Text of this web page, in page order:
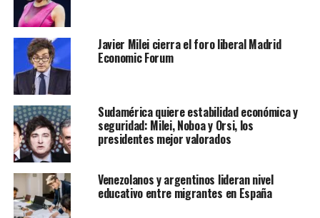
fracasar en su misión original si mantiene el «camino
que están transitando hace décadas». Lo que va a ocurrir
si «las Naciones Unidas continúan promoviendo las
políticas colectivistas que vienen promoviendo bajo el
mandato de la agenda 2030».
Javier Milei cierra el foro liberal Madrid
Economic Forum
Sudamérica quiere estabilidad económica y
seguridad: Milei, Noboa y Orsi, los
presidentes mejor valorados
Venezolanos y argentinos lideran nivel
educativo entre migrantes en España